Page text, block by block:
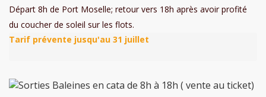
Départ 8h de Port Moselle; retour vers 18h après avoir profité
du coucher de soleil sur les flots.